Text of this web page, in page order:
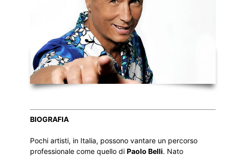
BIOGRAFIA
Pochi artisti, in Italia, possono vantare un percorso
professionale come quello di Paolo Belli. Nato